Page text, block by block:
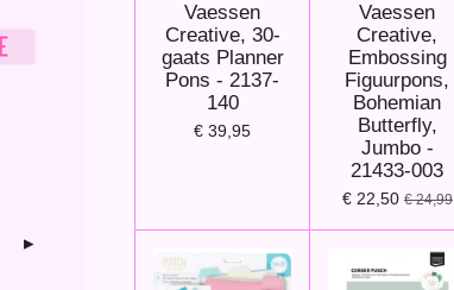
Vaessen
Creative, 30-
gaats Planner
Pons - 2137-
140
€ 39,95
Vaessen
Creative,
Embossing
Figuurpons,
Bohemian
Butterfly,
Jumbo -
21433-003
€ 22,50 € 24,99